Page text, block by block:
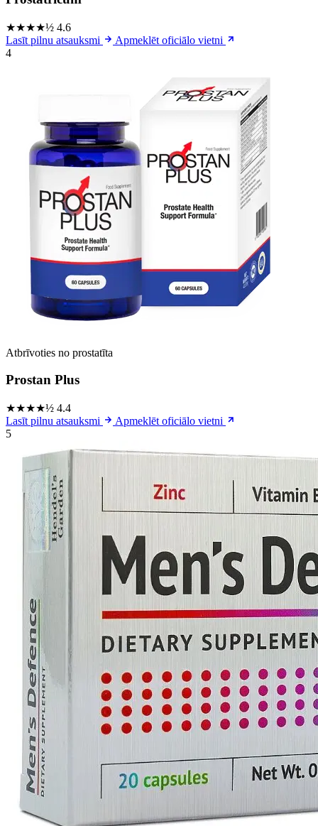
★★★★½ 4.6
Lasīt pilnu atsauksmi
Apmeklēt oficiālo vietni
4
Atbrīvoties no prostatīta
Prostan Plus
★★★★½ 4.4
Lasīt pilnu atsauksmi
Apmeklēt oficiālo vietni
5